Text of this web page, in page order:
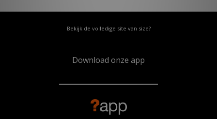
Bekijk de volledige site van size?
Download onze app